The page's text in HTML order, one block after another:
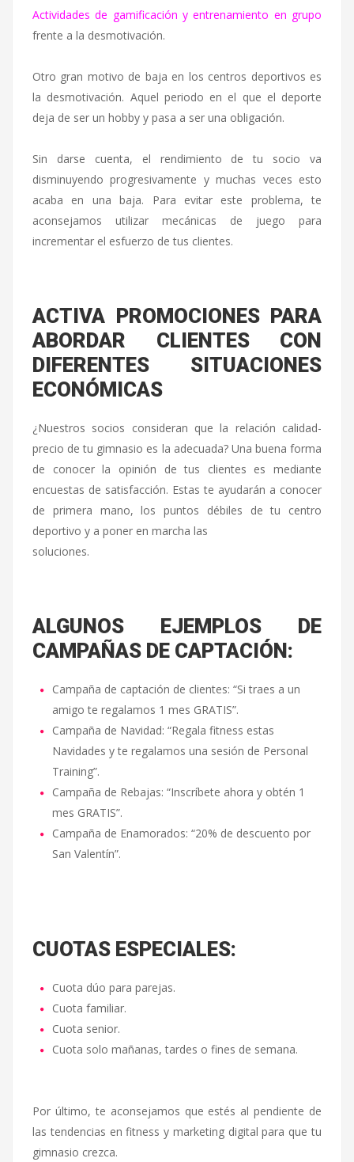
Actividades de gamificación y entrenamiento en grupo
frente a la desmotivación.
Otro gran motivo de baja en los centros deportivos es
la desmotivación. Aquel periodo en el que el deporte
deja de ser un hobby y pasa a ser una obligación.
Sin darse cuenta, el rendimiento de tu socio va
disminuyendo progresivamente y muchas veces esto
acaba en una baja. Para evitar este problema, te
aconsejamos utilizar mecánicas de juego para
incrementar el esfuerzo de tus clientes.
ACTIVA PROMOCIONES PARA
ABORDAR CLIENTES CON
DIFERENTES SITUACIONES
ECONÓMICAS
¿Nuestros socios consideran que la relación calidad-
precio de tu gimnasio es la adecuada? Una buena forma
de conocer la opinión de tus clientes es mediante
encuestas de satisfacción. Estas te ayudarán a conocer
de primera mano, los puntos débiles de tu centro
deportivo y a poner en marcha las
soluciones.
ALGUNOS EJEMPLOS DE
CAMPAÑAS DE CAPTACIÓN:
Campaña de captación de clientes: “Si traes a un
amigo te regalamos 1 mes GRATIS”.
Campaña de Navidad: “Regala fitness estas
Navidades y te regalamos una sesión de Personal
Training”.
Campaña de Rebajas: “Inscríbete ahora y obtén 1
mes GRATIS”.
Campaña de Enamorados: “20% de descuento por
San Valentín”.
CUOTAS ESPECIALES:
Cuota dúo para parejas.
Cuota familiar.
Cuota senior.
Cuota solo mañanas, tardes o fines de semana.
Por último, te aconsejamos que estés al pendiente de
las tendencias en fitness y marketing digital para que tu
gimnasio crezca.